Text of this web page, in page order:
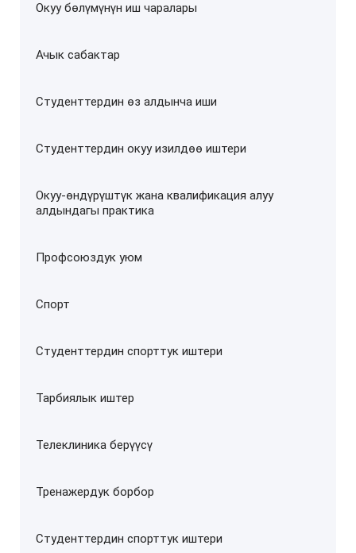
Окуу бөлүмүнүн иш чаралары
Ачык сабактар
Студенттердин өз алдынча иши
Студенттердин окуу изилдөө иштери
Окуу-өндүрүштүк жана квалификация алуу
алдындагы практика
Профсоюздук уюм
Спорт
Студенттердин спорттук иштери
Тарбиялык иштер
Телеклиника берүүсү
Тренажердук борбор
Студенттердин спорттук иштери